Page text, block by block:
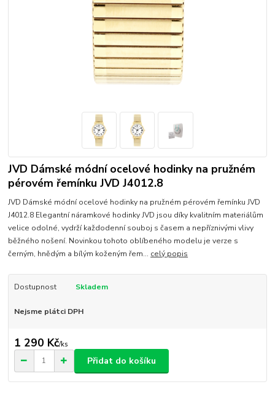
JVD Dámské módní ocelové hodinky na pružném
pérovém řemínku JVD J4012.8
JVD Dámské módní ocelové hodinky na pružném pérovém řemínku JVD
J4012.8 Elegantní náramkové hodinky JVD jsou díky kvalitním materiálům
velice odolné, vydrží každodenní souboj s časem a nepříznivými vlivy
běžného nošení. Novinkou tohoto oblíbeného modelu je verze s
černým, hnědým a bílým koženým řem... celý popis
Dostupnost Skladem
Nejsme plátci DPH
1 290 Kč/ks
Přidat do košíku